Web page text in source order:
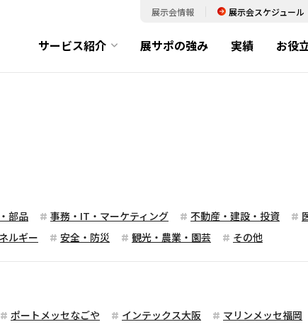
サービス紹介 展サポの強み 実績 お役
展示会情報 展示会スケジュール
部品 事務・IT・マーケティング 不動産・建設・投資
ルギー 安全・防災 観光・農業・園芸 その他
ポートメッセなごや インテックス大阪 マリンメッセ福岡